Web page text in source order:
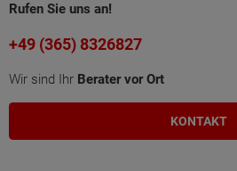
Rufen Sie uns an!
+49 (365) 8326827
Wir sind Ihr Berater vor Ort
KONTAKT